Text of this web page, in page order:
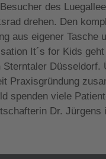
des
drehen. Den
aus eigener Tasche
It´s for Kids
Sterntaler Düsseldorf.
Praxisgründung
spenden viele
Dr. Jürgens